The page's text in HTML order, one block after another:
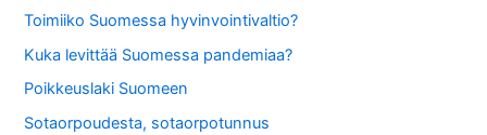
Toimiiko Suomessa hyvinvointivaltio?
Kuka levittää Suomessa pandemiaa?
Poikkeuslaki Suomeen
Sotaorpoudesta, sotaorpotunnus